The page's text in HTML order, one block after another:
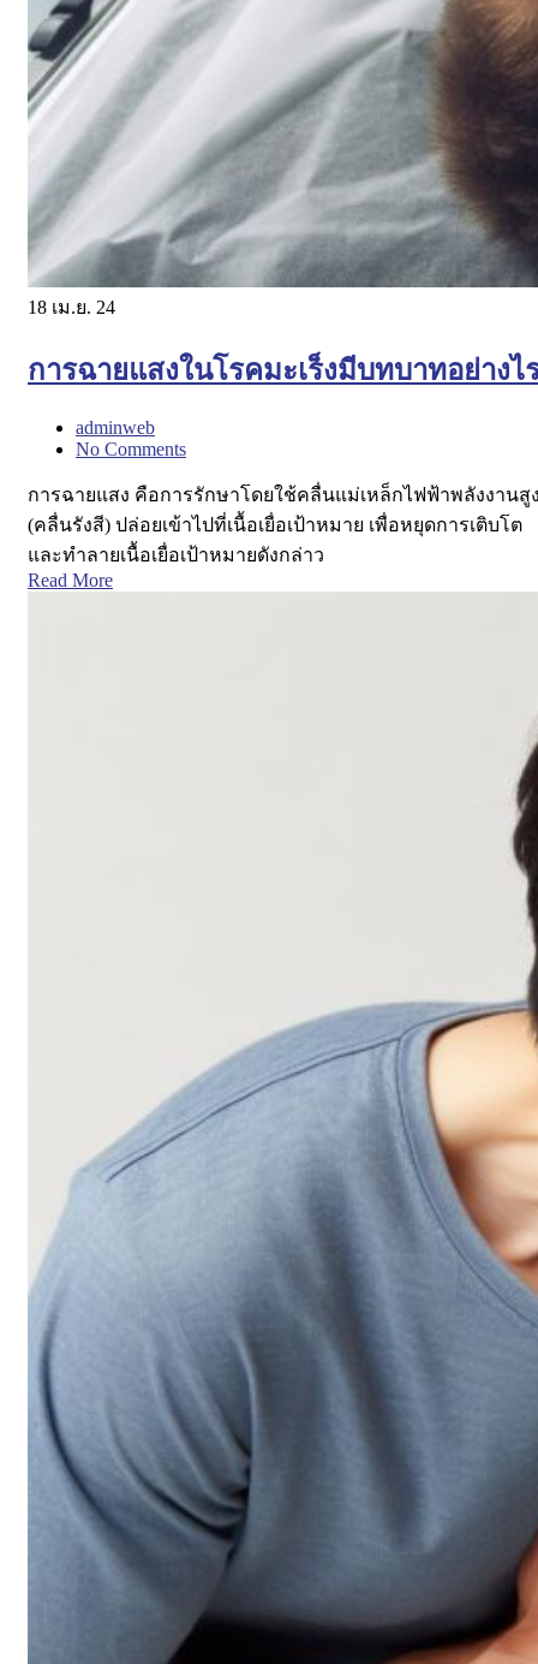
18 เม.ย. 24
การฉายแสงในโรคมะเร็งมีบทบาทอย่างไ
adminweb
No Comments
การฉายแสง คือการรักษาโดยใช้คลื่นแม่เหล็กไฟฟ้าพลังงานสู
(คลื่นรังสี) ปล่อยเข้าไปที่เนื้อเยื่อเป้าหมาย เพื่อหยุดการเติบโต
และทำลายเนื้อเยื่อเป้าหมายดังกล่าว
Read More